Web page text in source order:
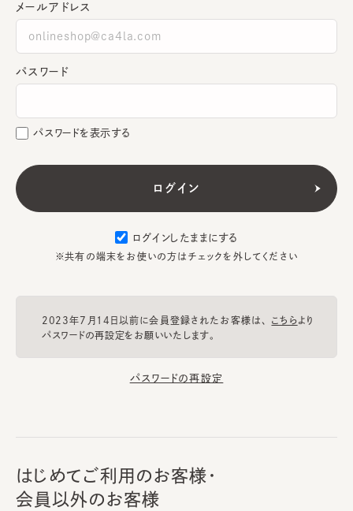
メールアドレス
パスワード
パスワードを表示する
ログインしたままにする
※共有の端末をお使いの方はチェックを外してください
2023年7月14日以前に会員登録されたお客様は、 こちらより
パスワードの再設定をお願いいたします。
パスワードの再設定
はじめてご利用のお客様・
会員以外のお客様